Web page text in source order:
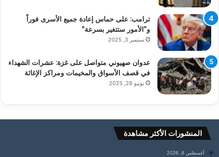
ترامب: على حماس إعادة جميع الأسرى فوراً
و”الأمور ستتغير بسرعة”
سبتمبر 3, 2025
عدوان صهيوني متواصل على غزة: عشرات الشهداء
في قصف الأسواق والمخيمات ومراكز الإغاثة
يونيو 28, 2025
المنشورات الأكثر مشاهدة
أغسطس 8, 2026